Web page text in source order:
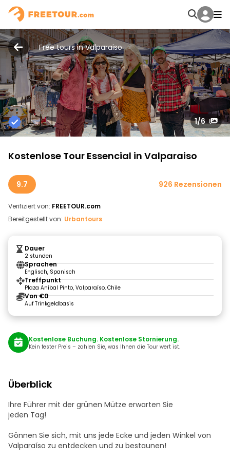
Free tours in Valparaiso
1/6
Kostenlose Tour Essencial in Valparaiso
9.7 926 Rezensionen
Verifiziert von: FREETOUR.com
Bereitgestellt von: Urbantours
Dauer
2 stunden
Sprachen
Englisch, Spanisch
Treffpunkt
Plaza Aníbal Pinto, Valparaíso, Chile
Von €0
Auf Trinkgeldbasis
Kostenlose Buchung. Kostenlose Stornierung.
Kein fester Preis – zahlen Sie, was Ihnen die Tour wert ist.
Überblick
Ihre Führer mit der grünen Mütze erwarten Sie
jeden Tag!
Gönnen Sie sich, mit uns jede Ecke und jeden Winkel von
Valparaíso zu entdecken und zu bestaunen!